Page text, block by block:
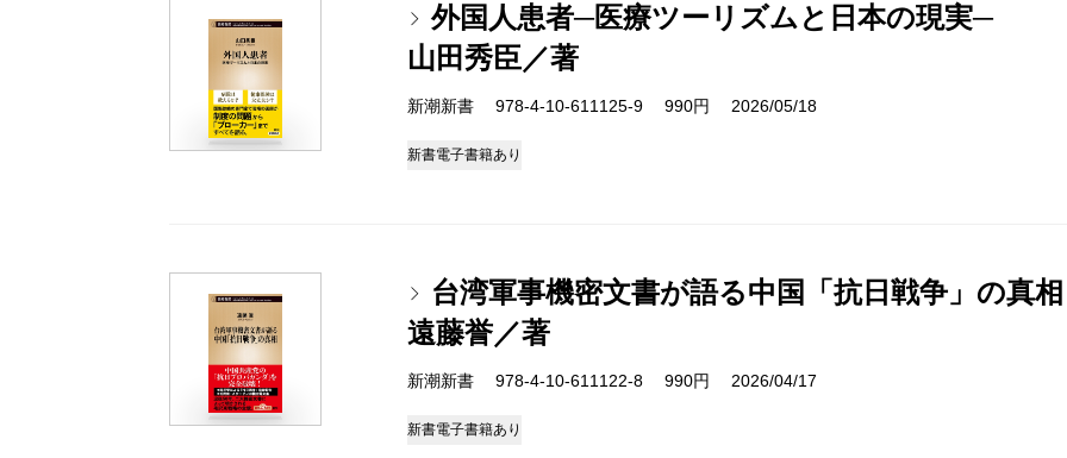
外国人患者─医療ツーリズムと日本の現実─
山田秀臣／著
新潮新書 978-4-10-611125-9 990円 2026/05/18
新書電子書籍あり
台湾軍事機密文書が語る中国「抗日戦争」の真相
遠藤誉／著
新潮新書 978-4-10-611122-8 990円 2026/04/17
新書電子書籍あり